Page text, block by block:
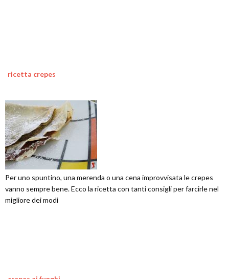
ricetta crepes
Per uno spuntino, una merenda o una cena improvvisata le crepes
vanno sempre bene. Ecco la ricetta con tanti consigli per farcirle nel
migliore dei modi